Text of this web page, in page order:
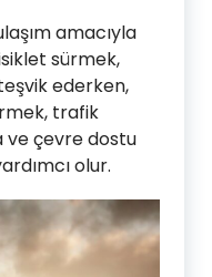
amacıyla
sürmek,
ederken,
trafik
ve çevre dostu
olur.